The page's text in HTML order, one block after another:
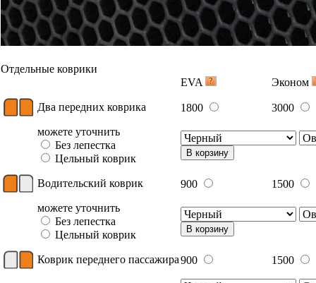
Отдельные коврики
EVA
Эконом
Два передних коврика 1800
3000
можете уточнить
Без лепестка
Цельный коврик
В корзину
Водительский коврик 900
1500
можете уточнить
Без лепестка
Цельный коврик
В корзину
Коврик переднего пассажира900 1500